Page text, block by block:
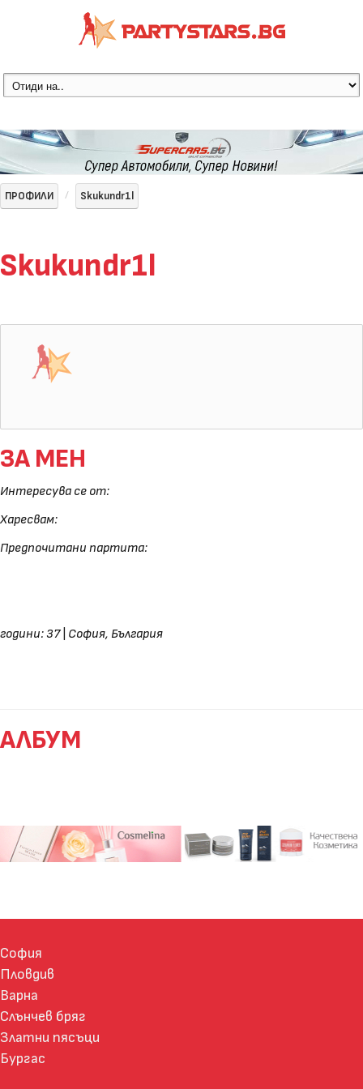
ПРОФИЛИ Skukundr1l
Skukundr1l
ЗА МЕН
Интересува се от:
Харесвам:
Предпочитани партита:
години: 37| София, България
АЛБУМ
София
Пловдив
Варна
Слънчев бряг
Златни пясъци
Бургас